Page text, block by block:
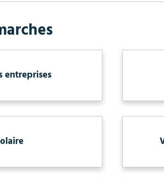
entreprises